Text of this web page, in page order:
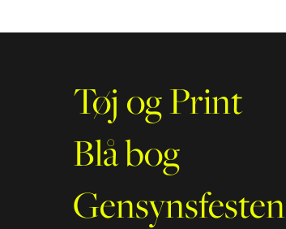
Tøj og Print
Blå bog
Gensynsfesten